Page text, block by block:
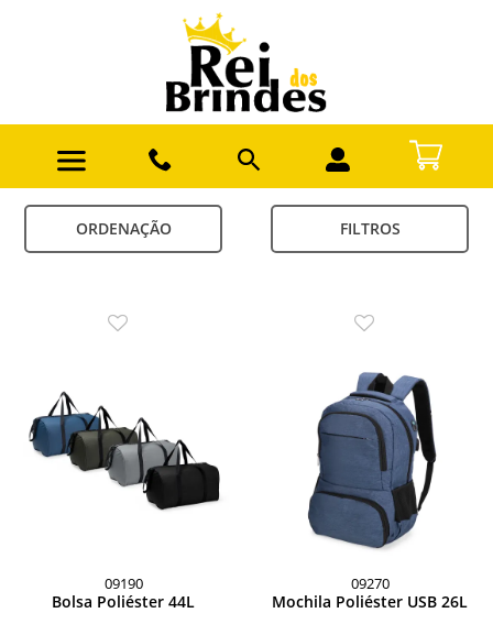
ORDENAÇÃO FILTROS
09190
Bolsa Poliéster 44L
09270
Mochila Poliéster USB 26L